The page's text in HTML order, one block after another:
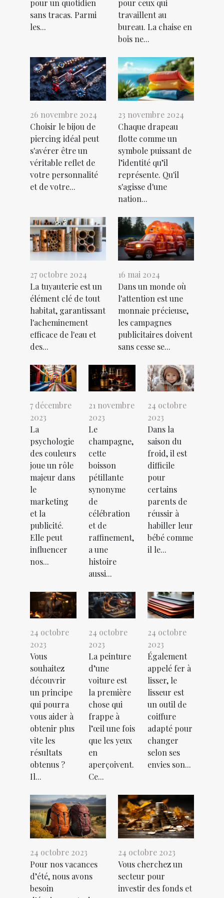
pour un quotidien
sans tracas. Parmi
les...
pour ceux qui
travaillent au
bureau. La chaise en
bois ne...
26 novembre 2024
Choisir le bijou de
piercing idéal peut
s'avérer être un
véritable reflet de
votre personnalité
et de votre...
23 novembre 2024
Chaque drapeau
flotte comme un
symbole puissant de
l’identité qu’il
représente. Qu'il
s'agisse d'une
nation...
27 octobre 2024
La tuyauterie est un
élément clé de tout
habitat, garantissant
l'acheminement
efficace de l'eau et
des...
16 mai 2024
Dans un monde où
l'attention est une
monnaie précieuse,
les campagnes
publicitaires doivent
sans cesse se...
7 décembre
2023
La
psychologie
des couleurs
joue un rôle
majeur dans
le
marketing
et la
publicité.
Elle peut
influencer
nos...
21 novembre
2023
Le
champagne,
cette
boisson
pétillante
synonyme
de
célébration
et de
raffinement,
a une
histoire
aussi...
24 octobre
2023
Dans la
saison du
froid, il est
difficile
pour
certains
parents de
réussir à
habiller leur
bébé comme
il le...
24 octobre
2023
Vous
souhaitez
découvrir
un principe
qui pourra
vous aider à
obtenir plus
vite les
résultats
obtenus ?
Il...
24 octobre
2023
La peinture
d’une
voiture est
la première
chose qui
frappe à
l’œil une fois
que les yeux
en
aperçoivent.
Ce...
24 octobre
2023
Également
appelé fer à
lisser, le
lisseur est
un outil de
coiffure
adapté pour
changer
selon ses
envies son...
24 octobre 2023
Pour nos vacances
d’été, nous avons
besoin
24 octobre 2023
Vous cherchez un
secteur pour
investir des fonds et